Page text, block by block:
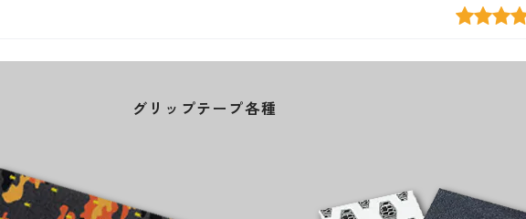
グリップテープ各種